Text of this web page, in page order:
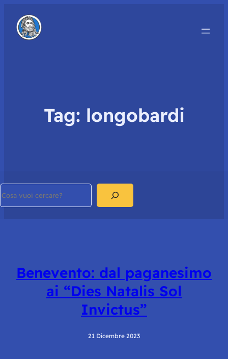
Tag: longobardi
Benevento: dal paganesimo
ai “Dies Natalis Sol
Invictus”
21 Dicembre 2023